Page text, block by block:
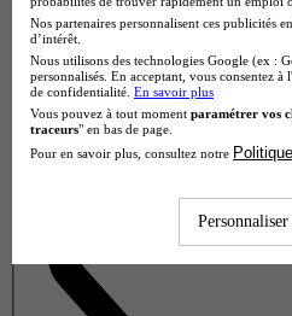
Note de 2 sur 5
Nos partenaires personnalisent ces publicités
d’intérêt.
Nous utilisons des technologies Google (ex :
personnalisés. En acceptant, vous consentez
de confidentialité. En savoir plus
Vous pouvez à tout moment paramétrer vos
traceurs" en bas de page.
Pour en savoir plus, consultez notre